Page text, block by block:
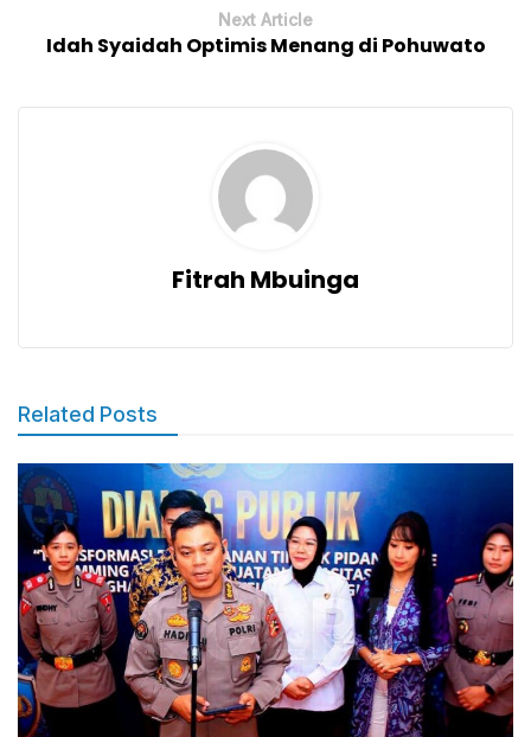
Next Article
Idah Syaidah Optimis Menang di Pohuwato
Fitrah Mbuinga
Related Posts